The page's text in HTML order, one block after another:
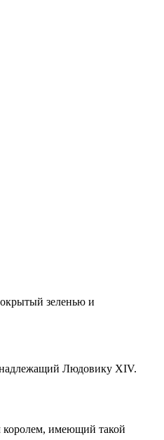
зеленью и
Людовику XIV.
королем, имеющий такой